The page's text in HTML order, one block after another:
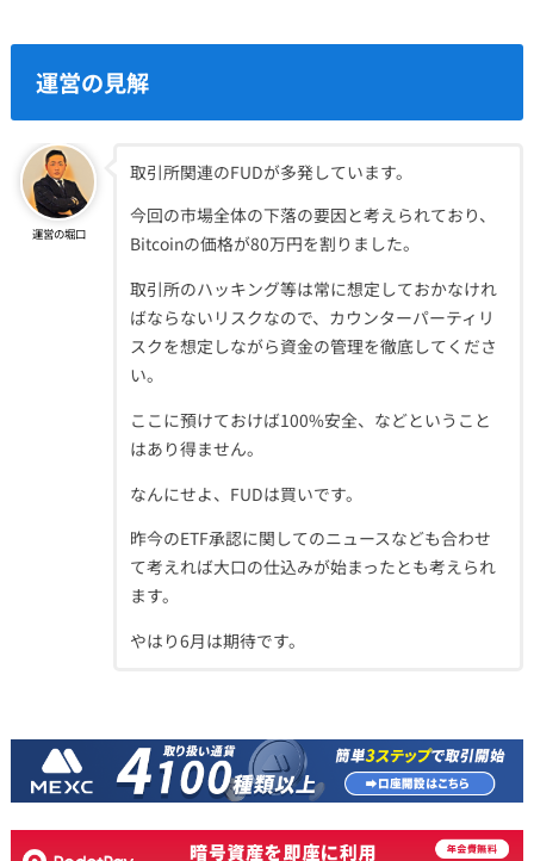
運営の見解
運営の堀口
取引所関連のFUDが多発しています。
今回の市場全体の下落の要因と考えられており、
Bitcoinの価格が80万円を割りました。
取引所のハッキング等は常に想定しておかなけれ
ばならないリスクなので、カウンターパーティリ
スクを想定しながら資金の管理を徹底してくださ
い。
ここに預けておけば100%安全、などということ
はあり得ません。
なんにせよ、FUDは買いです。
昨今のETF承認に関してのニュースなども合わせ
て考えれば大口の仕込みが始まったとも考えられ
ます。
やはり6月は期待です。